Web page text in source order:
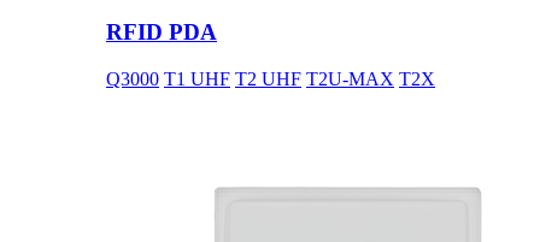
RFID PDA
Q3000 T1 UHF T2 UHF T2U-MAX T2X